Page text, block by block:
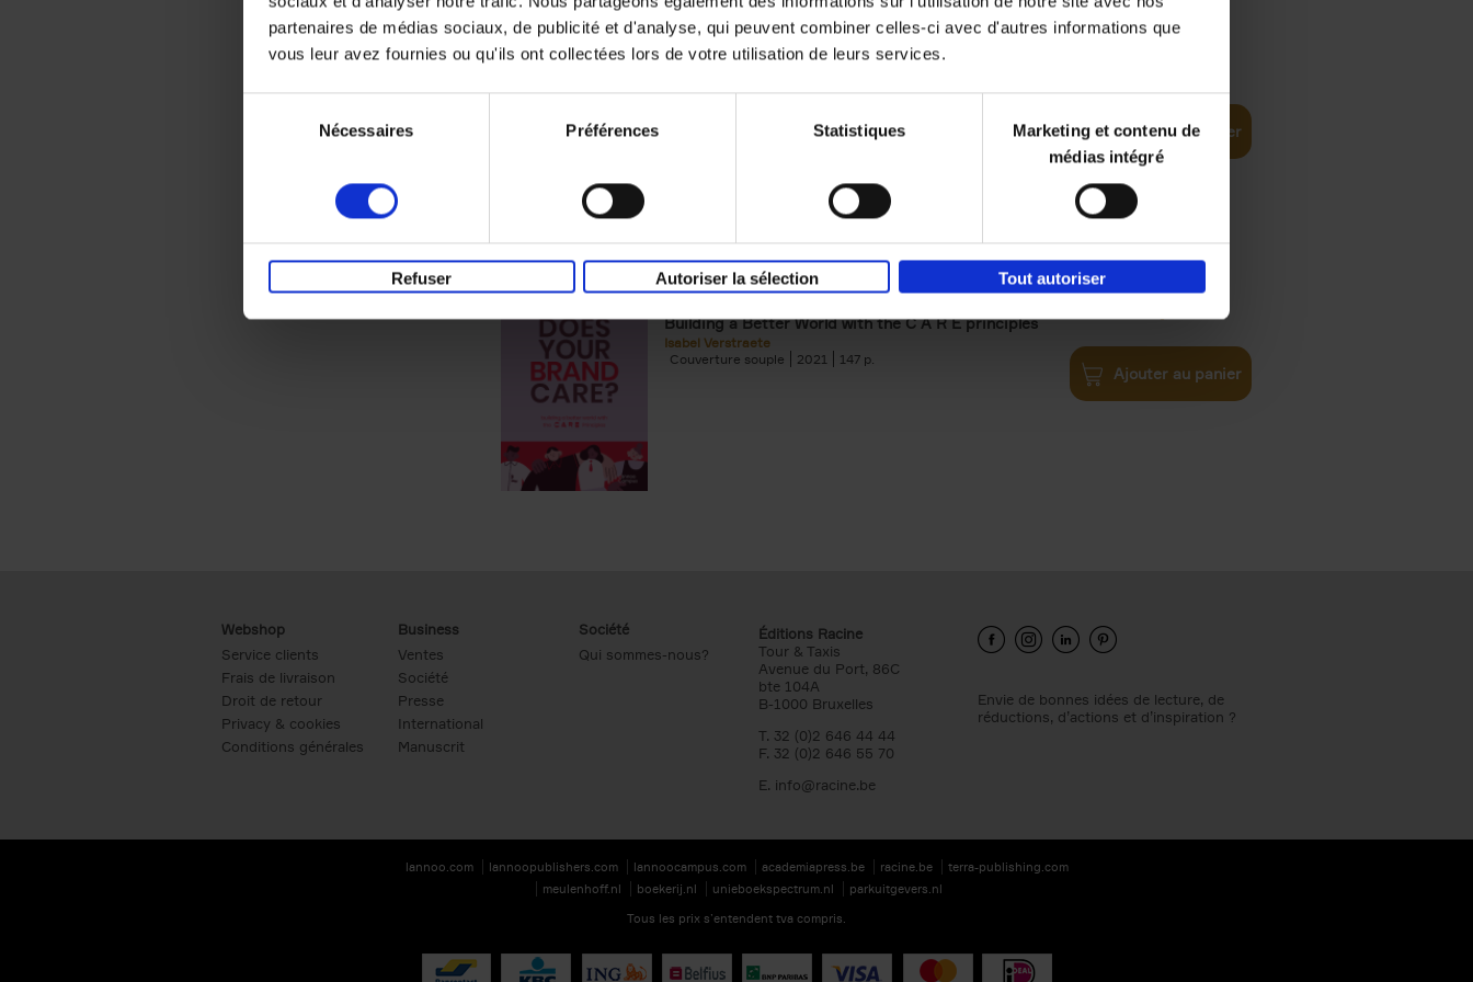
partenaires de médias sociaux, de publicité et d'analyse, qui peuvent combiner celles-ci avec d'autres informations que
vous leur avez fournies ou qu'ils ont collectées lors de votre utilisation de leurs services.
Nécessaires Préférences Statistiques
Marketing et contenu de
médias intégré
Refuser Autoriser la sélection Tout autoriser
Building Bonds = Building Business
Ajouter au panier
Does Your Brand Care?
Building a Better World with the C A R E principles
Isabel Verstraete
Couverture souple
2021 147
€34,99
Ajouter au panier
Webshop
Service clients
Frais de livraison
Droit de retour
Privacy & cookies
Conditions générales
Business
Ventes
Société
Presse
International
Manuscrit
Société
Qui sommes-nous?
Éditions Racine
Tour & Taxis
Avenue du Port, 86C
bte 104A
B-1000 Bruxelles
T. 32 (0)2 646 44 44
F. 32 (0)2 646 55 70
E. info@racine.be
Envie de bonnes idées de lecture, de
réductions, d’actions et d’inspiration ?
lannoo.com lannoopublishers.com lannoocampus.com academiapress.be racine.be
terra-publishing.com
meulenhoff.nl
boekerij.nl unieboekspectrum.nl
parkuitgevers.nl
Tous les prix s’entendent tva compris.